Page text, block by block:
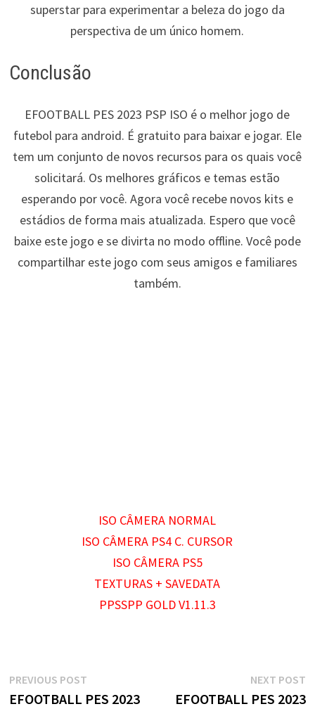
superstar para experimentar a beleza do jogo da
perspectiva de um único homem.
Conclusão
EFOOTBALL PES 2023 PSP ISO é o melhor jogo de
futebol para android. É gratuito para baixar e jogar. Ele
tem um conjunto de novos recursos para os quais você
solicitará. Os melhores gráficos e temas estão
esperando por você. Agora você recebe novos kits e
estádios de forma mais atualizada. Espero que você
baixe este jogo e se divirta no modo offline. Você pode
compartilhar este jogo com seus amigos e familiares
também.
ISO CÂMERA NORMAL
ISO CÂMERA PS4 C. CURSOR
ISO CÂMERA PS5
TEXTURAS + SAVEDATA
PPSSPP GOLD V1.11.3
Navegação
de
PREVIOUS POSTPrevious
post:
EFOOTBALL PES 2023
NEXT POST
EFOOTBALL PES 2023